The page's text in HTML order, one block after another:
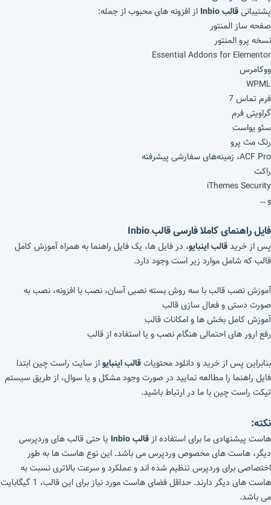
پشتیبانیقالب Inbio
از افزونه های محبوب از جمله:
صفحه ساز المنتور
نسخه پرو المنتور
Essential Addons for Elementor
ووکامرس
WPML
فرم تماس 7
گراویتی فرم
سئو یواست
رنک مث پرو
ACF Pro، زمینه‌های سفارشی پیشرفته
راکت
iThemes Security
و …
فایل راهنمای کاملا فارسی قالب Inbio
پس از خریدقالب اینبایو، در فایل ها، یک فایل راهنما به همراه آموزش کامل
قالب که شامل موارد زیر است وجود دارد.
آموزش نصب قالب با سه روش بسته نصبی آسان، نصب با افزونه، نصب به
صورت دستی و فعال سازی قالب
آموزش کامل بخش ها و امکانات قالب
رفع ارور های احتمالی هنگام نصب و یا استفاده از قالب
بنابراین پس از خرید و دانلود محتویاتقالب اینبایواز سایت راست چین ابتدا
فایل راهنما را مطالعه نمایید در صورت وجود مشکل و یا سوال، از طریق سیستم
تیکت راست چین با ما در ارتباط باشید.
نکته:
هاست پیشنهادی ما برای استفاده ازقالب Inbio
یا حتی قالب های وردپرسی
دیگر، هاست های مخصوص وردپرس می باشد. این نوع هاست ها به طور
اختصاصی برای وردپرس تنظیم شده اند و عملکرد و سرعت بالاتری نسبت به
هاست های دیگر دارند. حداقل فضای هاست مورد نیاز برای این قالب، 1 گیگابایت
می باشد.